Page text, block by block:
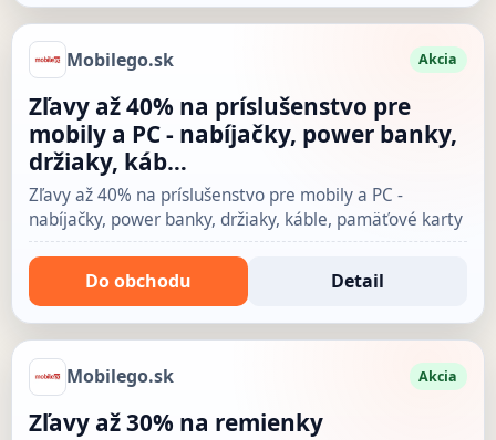
Mobilego.sk Akcia
Zľavy až 40% na príslušenstvo pre
mobily a PC - nabíjačky, power banky,
držiaky, káb…
Zľavy až 40% na príslušenstvo pre mobily a PC -
nabíjačky, power banky, držiaky, káble, pamäťové karty
Do obchodu Detail
Mobilego.sk Akcia
Zľavy až 30% na remienky